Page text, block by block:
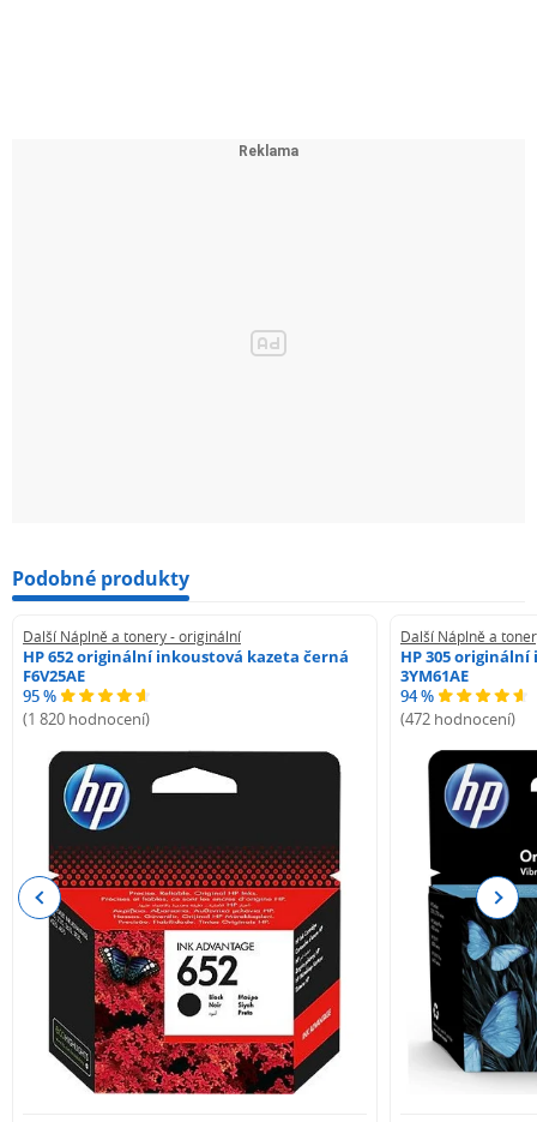
Podobné produkty
Další Náplně a tonery - originální
HP 652 originální inkoustová kazeta černá
F6V25AE
95 %
(1 820 hodnocení)
Další Náplně a
HP 305
3YM61AE
94 %
(472 hodnocení)
Previous Next